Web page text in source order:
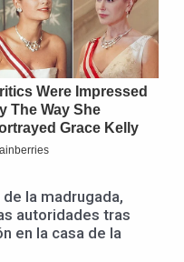
la madrugada,
autoridades tras
en la casa de la